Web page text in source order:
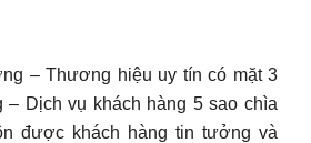
– Thương hiệu uy tín có mặt 3
– Dịch vụ khách hàng 5 sao chìa
được khách hàng tin tưởng và